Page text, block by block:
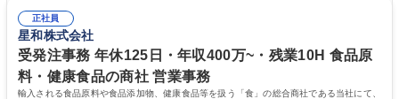
当社の指定する業務 募集職種 東京都品川区【営業アシスタント】未経験O
K◆受発注・事務◆年間休日130日
変化に臨機応変かつ柔軟に対応できる方、約束を守り正確に作業を進めら
れる方を求めています。高度なPCスキルや関数知識は一切不要です。丁
寧な指導体制が整っているため、安心してお仕事をスタートしていただけ
ます。 学歴・資格 学歴：大学院 大学 高専 短大 専修学校 高校 語学力：
資格：
正社員
星和株式会社
受発注事務 年休125日・年収400万~・残業10H 食品原
料・健康食品の商社 営業事務
輸入される食品原料や食品添加物、健康食品等を扱う「食」の総合商社である当社にて、